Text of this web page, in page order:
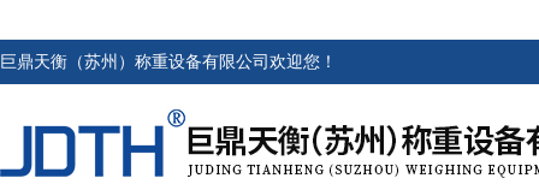
巨鼎天衡（苏州）称重设备有限公司欢迎您！